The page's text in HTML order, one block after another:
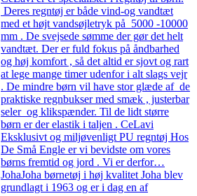
Deres regntøj er både vind-og vandtæt
med et højt vandsøjletryk på 5000 -10000
mm . De svejsede sømme der gør det helt
vandtæt. Der er fuld fokus på åndbarhed
og høj komfort , så det altid er sjovt og rart
at lege mange timer udenfor i alt slags vejr
. De mindre børn vil have stor glæde af de
praktiske regnbukser med smæk , justerbar
seler og klikspænder. Til de lidt større
børn er der elastik i taljen . CeLavi
Eksklusivt og miljøvenligt PU regntøj Hos
De Små Engle er vi bevidste om vores
børns fremtid og jord . Vi er derfor…
JohaJoha børnetøj i høj kvalitet Joha blev
grundlagt i 1963 og er i dag en af